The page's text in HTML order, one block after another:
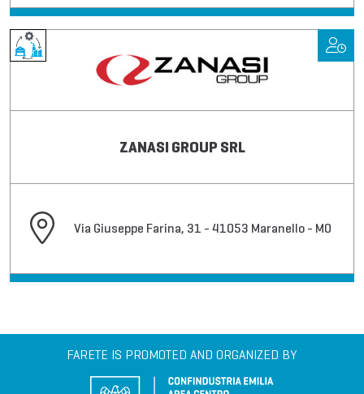
ZANASI GROUP SRL
Via Giuseppe Farina, 31 - 41053 Maranello - MO
FARETE IS PROMOTED AND ORGANIZED BY